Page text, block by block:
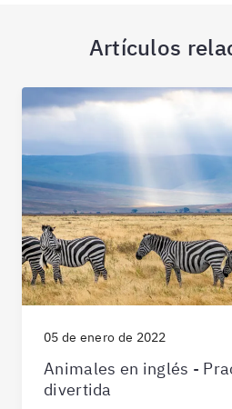
Artículos
05 de enero de 2022
Animales en inglés -
divertida